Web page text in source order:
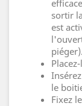
sortir
est
piéger).
le
Fixez